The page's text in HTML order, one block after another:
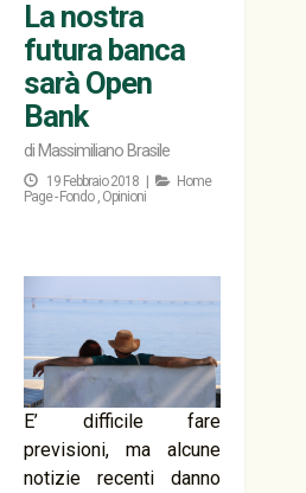
La nostra
futura banca
sarà Open
Bank
di Massimiliano Brasile
19 Febbraio 2018 |
Home
Page - Fondo , Opinioni
E’ difficile fare
previsioni, ma alcune
notizie recenti danno